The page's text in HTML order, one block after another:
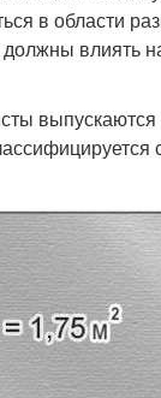
в области
влиять